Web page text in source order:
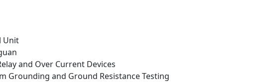
Unit
and Over Current Devices
Grounding and Ground Resistance Testing